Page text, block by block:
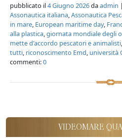
pubblicato il4 Giugno 2026daadmin
Assonautica italiana,Assonautica
in mare, European maritime day,
alla plastica,giornata mondiale degli
mette d'accordo pescatori e animalisti,
tutti, riconoscimento Emd, università
commenti:0
VIDEOMARE